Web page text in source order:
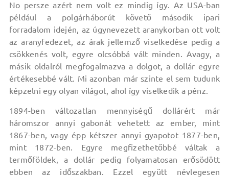
No persze azért nem volt ez mindig így. Az USA-ban
például a polgárháborút követő második ipari
forradalom idején, az úgynevezett aranykorban ott volt
az aranyfedezet, az árak jellemző viselkedése pedig a
csökkenés volt, egyre olcsóbbá vált minden. Avagy, a
másik oldalról megfogalmazva a dolgot, a dollár egyre
értékesebbé vált. Mi azonban már szinte el sem tudunk
képzelni egy olyan világot, ahol így viselkedik a pénz.
1894-ben változatlan mennyiségű dollárért már
háromszor annyi gabonát vehetett az ember, mint
1867-ben, vagy épp kétszer annyi gyapotot 1877-ben,
mint 1872-ben. Egyre megfizethetőbbé váltak a
termőföldek, a dollár pedig folyamatosan erősödött
ebben az időszakban. Ezzel együtt névlegesen